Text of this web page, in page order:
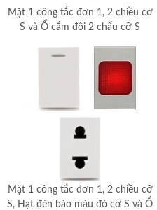
Mặt 1 công tắc đơn 1, 2 chiều cỡ
S và Ổ cắm đôi 2 chấu cỡ S
Mặt 1 công tắc đơn 1, 2 chiều cỡ
S, Hạt đèn báo màu đỏ cỡ S và Ổ